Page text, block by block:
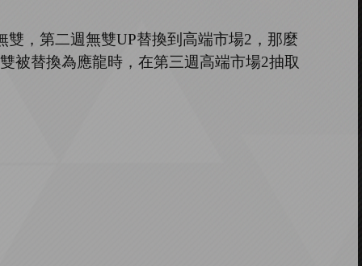
雙，第二週無雙UP替換到高端市場2 ，那麼
被替換為應龍時，在第三週高端市場2抽取